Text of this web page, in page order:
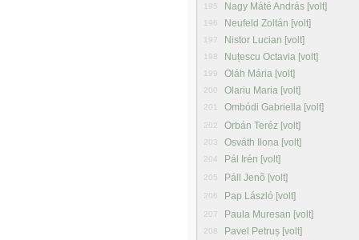
195 Nagy Máté András [volt]
196 Neufeld Zoltán [volt]
197 Nistor Lucian [volt]
198 Nuțescu Octavia [volt]
199 Oláh Mária [volt]
200 Olariu Maria [volt]
201 Ombódi Gabriella [volt]
202 Orbán Teréz [volt]
203 Osváth Ilona [volt]
204 Pál Irén [volt]
205 Páll Jenõ [volt]
206 Pap László [volt]
207 Paula Muresan [volt]
208 Pavel Petruș [volt]